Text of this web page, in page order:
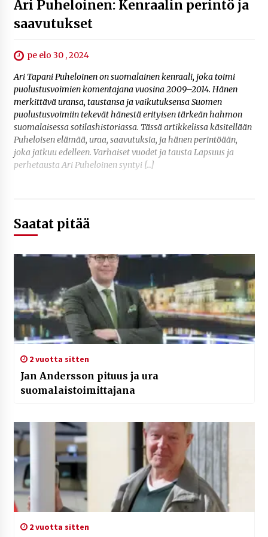
Ari Puheloinen: Kenraalin perintö ja
saavutukset
pe elo 30 , 2024
Ari Tapani Puheloinen on suomalainen kenraali, joka toimi
puolustusvoimien komentajana vuosina 2009–2014. Hänen
merkittävä uransa, taustansa ja vaikutuksensa Suomen
puolustusvoimiin tekevät hänestä erityisen tärkeän hahmon
suomalaisessa sotilashistoriassa. Tässä artikkelissa käsitellään
Puheloisen elämää, uraa, saavutuksia, ja hänen perintöään,
joka jatkuu edelleen. Varhaiset vuodet ja tausta Lapsuus ja
perhetausta Ari Puheloinen syntyi […]
Saatat pitää
2 vuotta sitten
Jan Andersson pituus ja ura
suomalaistoimittajana
2 vuotta sitten